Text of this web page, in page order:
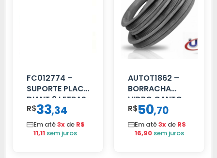
FC012774 –
SUPORTE PLACA
DIANT 3 LETRAS
REFORCADO
R$33,34
Em até3x de R$
11,11 sem juros
AUTOT1862 –
BORRACHA
VIDRO CANTO
VOLVO NL
80/88…
R$50,70
Em até3x de R$
16,90 sem juros